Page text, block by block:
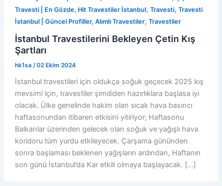
Travesti | En Gözde, Hit Travestiler İstanbul, Travesti, Travesti
İstanbul | Güncel Profiller, Alımlı Travestiler, Travestiler
İstanbul Travestilerini Bekleyen Çetin Kış
Şartları
hk1sa /02 Ekim 2024
İstanbul travestileri için oldukça soğuk geçecek 2025 kış
mevsimi için, travestiler şimdiden hazırlıklara başlasa iyi
olacak. Ülke genelinde hakim olan sıcak hava basıncı
haftasonundan itibaren etkisini yitiriyor; Haftasonu
Balkanlar üzerinden gelecek olan soğuk ve yağışlı hava
koridoru tüm yurdu etkileyecek. Çarşama gününden
sonra başlaması beklenen yağışların ardından, Haftanın
son günü İstanbul’da Kar etkili olmaya başlayacak. […]